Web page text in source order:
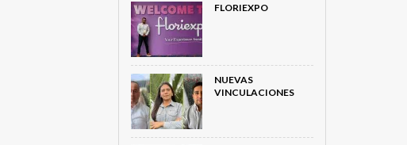
FLORIEXPO
NUEVAS
VINCULACIONES